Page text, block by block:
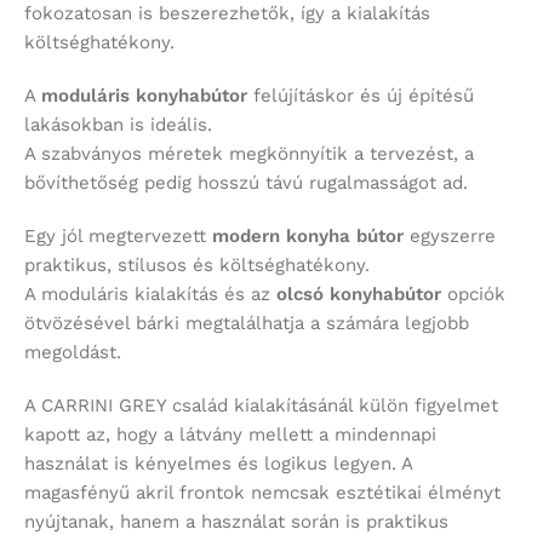
fokozatosan is beszerezhetők, így a kialakítás
költséghatékony.
A moduláris konyhabútor felújításkor és új építésű
lakásokban is ideális.
A szabványos méretek megkönnyítik a tervezést, a
bővíthetőség pedig hosszú távú rugalmasságot ad.
Egy jól megtervezett modern konyha bútor egyszerre
praktikus, stílusos és költséghatékony.
A moduláris kialakítás és az olcsó konyhabútor opciók
ötvözésével bárki megtalálhatja a számára legjobb
megoldást.
A CARRINI GREY család kialakításánál külön figyelmet
kapott az, hogy a látvány mellett a mindennapi
használat is kényelmes és logikus legyen. A
magasfényű akril frontok nemcsak esztétikai élményt
nyújtanak, hanem a használat során is praktikus